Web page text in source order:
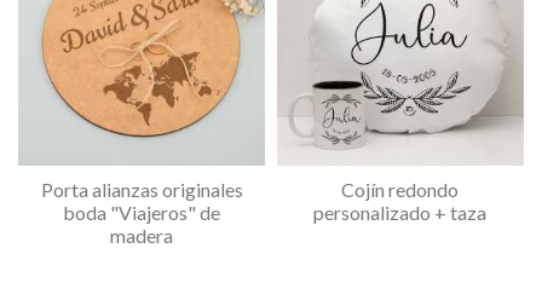
Porta alianzas originales
boda "Viajeros" de
madera
Cojín redondo
personalizado + taza